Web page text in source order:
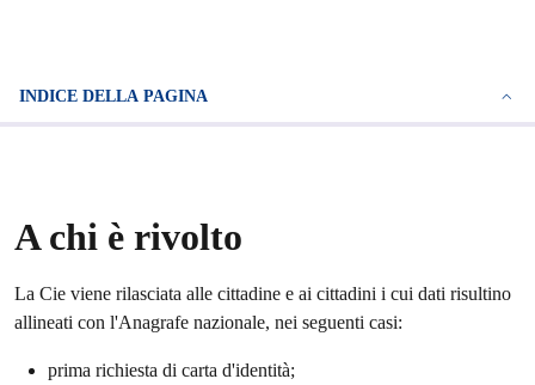
INDICE DELLA PAGINA
A chi è rivolto
La Cie viene rilasciata alle cittadine e ai cittadini i cui dati risultino
allineati con l'Anagrafe nazionale, nei seguenti casi:
prima richiesta di carta d'identità;